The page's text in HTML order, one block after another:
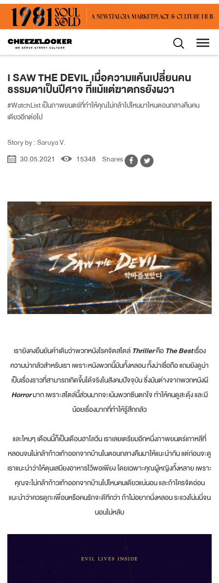
I SAW THE DEVIL เมื่อความแค้นเปลี่ยนคน
ธรรมดาเป็นปีศาจ ที่แม้แต่ฆาตกรยังผวา
#WatchList เป็นภาพยนตร์ที่ทำให้คุณไม่กล้าไปไหนมาไหนตอนกลางคืนคน
เดียวอีกต่อไป
Story by : Saruya V.
30.05.2021
15348 Shares
เรายังคงยืนยันคำเดิมว่าพวกหนังโรคจิตสไตล์ Thrillerคือ The Bestเรื่อง
ความน่ากลัวสำหรับเรา เพราะหนังพวกนี้มันทั้งหลอน ทั้งน่าเชื่อถือ แถมยังดูน่า
เป็นเรื่องราวที่สามารถเกิดขึ้นได้จริงในสังคมปัจจุบัน ซึ่งมันต่างจากพวกหนังผี
Horrorมาก เพราะสไตล์นี้ส่วนมากจะเน้นพวกซีนตกใจ ทำให้คนดูสะดุ้ง และมี
น้อยเรื่องมากที่ทำให้รู้สึกกลัว
และไหนๆ เดือนนี้ก็เป็นเดือนฮาโลวีน เราเลยเตรียมอีกหนึ่งภาพยนตร์เกาหลีที่
หลอนจนไม่กล้าก้าวเท้าออกจากบ้านในตอนกลางคืนมาให้แนะนำกัน แต่ก่อนจะดู
เราแนะนำว่าให้ตุนเสบียงอาหารไว้พอเพียง โดยเฉพาะคุณผู้หญิงทั้งหลาย เพราะ
คุณจะไม่กล้าก้าวเท้าออกจากบ้านไปไหนคนเดียวแน่นอน และถ้าใครจิตอ่อน
แนะนำว่าควรดูกะเพื่อนหรือคนรักจะดีทีกว่า ถ้าไม่อยากนั่งหลอน ระแวงโน่นนี่จน
นอนไม่หลับ